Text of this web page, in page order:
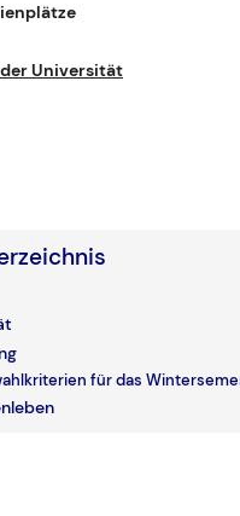
Universität
für das